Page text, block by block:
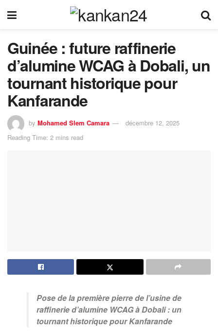
Guinée : future raffinerie
d’alumine WCAG à Dobali, un
tournant historique pour
Kanfarande
by Mohamed Slem Camara
décembre 12, 2025
Reading Time: 2 mins read
Pose de la première pierre de l’usine de
raffinerie d’alumine WCAG à Dobali : un
tournant historique pour Kanfarande